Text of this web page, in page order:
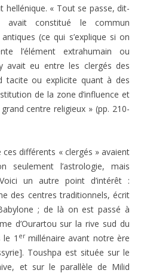
hellénique. « Tout se passe, dit-
avait constitué le commun
(ce qui s’explique si on
l’élément extrahumain ou
avait eu entre les clergés des
tacite ou explicite quant à des
de la zone d’influence et
centre religieux » (pp. 210-
différents « clergés » avaient
seulement l’astrologie, mais
un autre point d’intérêt :
des centres traditionnels, écrit
; de là on est passé à
d’Ourartou sur la rive sud du
le 1 ermillénaire avant notre ère
Toushpa est située sur le
et sur le parallèle de Milid